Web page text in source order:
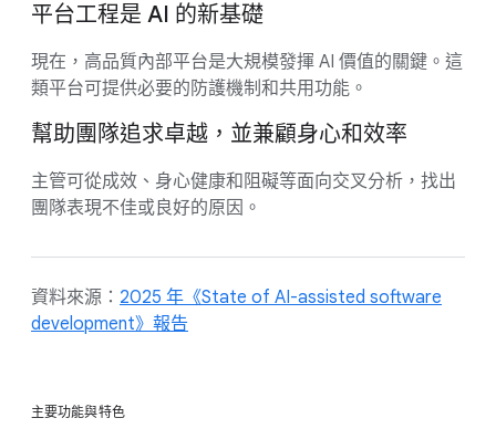
平台工程是 AI 的新基礎
現在，高品質內部平台是大規模發揮 AI 價值的關鍵。這
類平台可提供必要的防護機制和共用功能。
幫助團隊追求卓越，並兼顧身心和效率
主管可從成效、身心健康和阻礙等面向交叉分析，找出
團隊表現不佳或良好的原因。
資料來源： 2025 年《State of AI-assisted software
development》報告
主要功能與特色